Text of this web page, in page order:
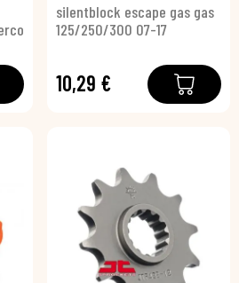
silentblock escape gas gas
125/250/300 07-17
10,29 €